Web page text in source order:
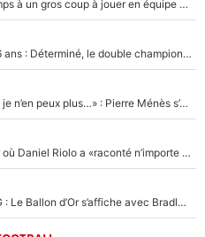
Un joueur snobé par Didier Deschamps à un gros coup à jouer en équipe de France : Zinedine Zidane a trouvé son numéro 9 ?
Le PSG veut s'offrir une pépite de 16 ans : Déterminé, le double champion d'Europe en titre est prêt à lâcher 40M€ pour celui que l'on compare déjà à Vinicius Jr !
«Un très mauvais choix pour le PSG, je n’en peux plus…» : Pierre Ménès s’est complètement trompé avec Luis Enrique et ces déclarations le prouvent !
«Je m’en veux terriblement» : Le jour où Daniel Riolo a «raconté n’importe quoi» dans l'After Foot !
Ousmane Dembélé de retour au PSG : Le Ballon d’Or s’affiche avec Bradley Barcola en plein cœur du feuilleton sur son départ !